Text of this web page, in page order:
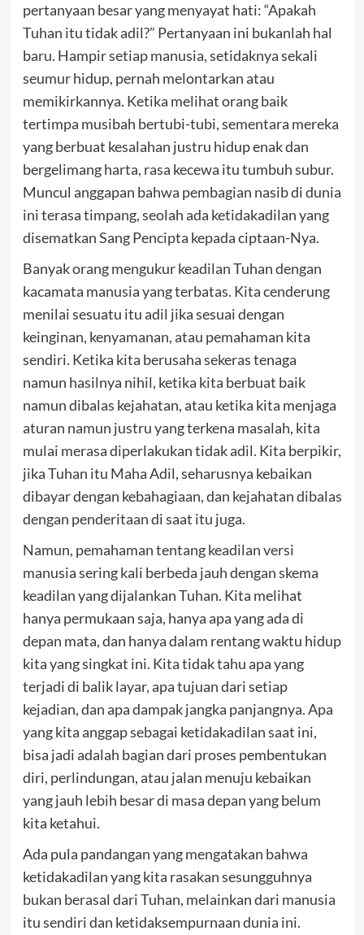
pertanyaan besar yang menyayat hati: “Apakah
Tuhan itu tidak adil?” Pertanyaan ini bukanlah hal
baru. Hampir setiap manusia, setidaknya sekali
seumur hidup, pernah melontarkan atau
memikirkannya. Ketika melihat orang baik
tertimpa musibah bertubi-tubi, sementara mereka
yang berbuat kesalahan justru hidup enak dan
bergelimang harta, rasa kecewa itu tumbuh subur.
Muncul anggapan bahwa pembagian nasib di dunia
ini terasa timpang, seolah ada ketidakadilan yang
disematkan Sang Pencipta kepada ciptaan-Nya.
Banyak orang mengukur keadilan Tuhan dengan
kacamata manusia yang terbatas. Kita cenderung
menilai sesuatu itu adil jika sesuai dengan
keinginan, kenyamanan, atau pemahaman kita
sendiri. Ketika kita berusaha sekeras tenaga
namun hasilnya nihil, ketika kita berbuat baik
namun dibalas kejahatan, atau ketika kita menjaga
aturan namun justru yang terkena masalah, kita
mulai merasa diperlakukan tidak adil. Kita berpikir,
jika Tuhan itu Maha Adil, seharusnya kebaikan
dibayar dengan kebahagiaan, dan kejahatan dibalas
dengan penderitaan di saat itu juga.
Namun, pemahaman tentang keadilan versi
manusia sering kali berbeda jauh dengan skema
keadilan yang dijalankan Tuhan. Kita melihat
hanya permukaan saja, hanya apa yang ada di
depan mata, dan hanya dalam rentang waktu hidup
kita yang singkat ini. Kita tidak tahu apa yang
terjadi di balik layar, apa tujuan dari setiap
kejadian, dan apa dampak jangka panjangnya. Apa
yang kita anggap sebagai ketidakadilan saat ini,
bisa jadi adalah bagian dari proses pembentukan
diri, perlindungan, atau jalan menuju kebaikan
yang jauh lebih besar di masa depan yang belum
kita ketahui.
Ada pula pandangan yang mengatakan bahwa
ketidakadilan yang kita rasakan sesungguhnya
bukan berasal dari Tuhan, melainkan dari manusia
itu sendiri dan ketidaksempurnaan dunia ini.